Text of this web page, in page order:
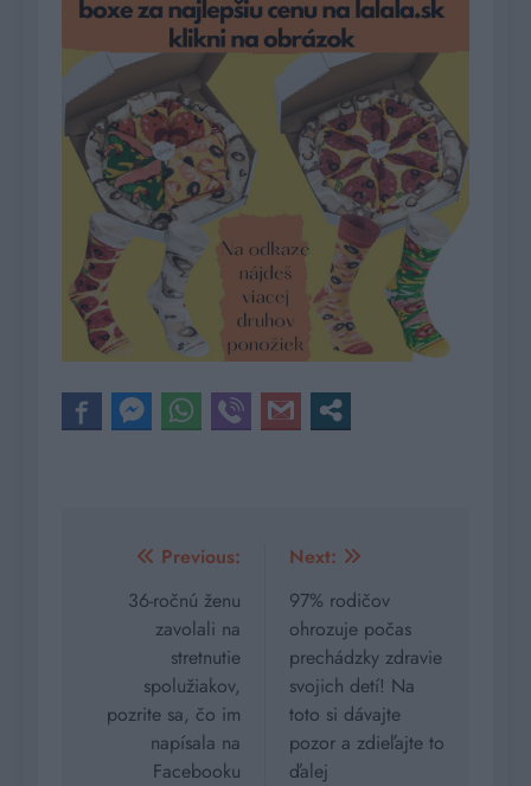
Navigácia
článku
Previous:
36-ročnú ženu
zavolali na
stretnutie
spolužiakov,
pozrite sa, čo im
napísala na
Facebooku
Next:
97% rodičov
ohrozuje počas
prechádzky zdravie
svojich detí! Na
toto si dávajte
pozor a zdieľajte to
ďalej